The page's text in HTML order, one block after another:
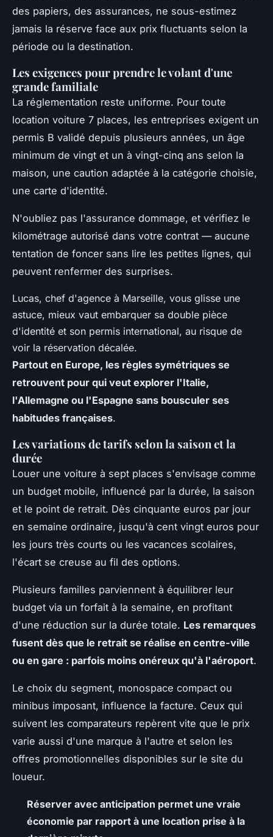
des papiers, des assurances, ne sous-estimez
jamais la réserve face aux prix fluctuants selon la
période ou la destination.
Les exigences pour prendre le volant d'une
grande familiale
La réglementation reste uniforme. Pour toute
location voiture 7 places, les entreprises exigent un
permis B validé depuis plusieurs années, un âge
minimum de vingt et un à vingt-cinq ans selon la
maison, une caution adaptée à la catégorie choisie,
une carte d'identité.
N'oubliez pas l'assurance dommage, et vérifiez le
kilométrage autorisé dans votre contrat — aucune
tentation de foncer sans lire les petites lignes, qui
peuvent renfermer des surprises.
Lucas, chef d'agence à Marseille, vous glisse une
astuce, mieux vaut embarquer sa double pièce
d'identité et son permis international, au risque de
voir la réservation décalée.
Partout en Europe, les règles symétriques se
retrouvent pour qui veut explorer l'Italie,
l'Allemagne ou l'Espagne sans bousculer ses
habitudes françaises.
Les variations de tarifs selon la saison et la
durée
Louer une voiture à sept places s'envisage comme
un budget mobile, influencé par la durée, la saison
et le point de retrait. Dès cinquante euros par jour
en semaine ordinaire, jusqu'à cent vingt euros pour
les jours très courts ou les vacances scolaires,
l'écart se creuse au fil des options.
Plusieurs familles parviennent à équilibrer leur
budget via un forfait à la semaine, en profitant
d'une réduction sur la durée totale. Les remarques
fusent dès que le retrait se réalise en centre-ville
ou en gare : parfois moins onéreux qu'à l'aéroport.
Le choix du segment, monospace compact ou
minibus imposant, influence la facture. Ceux qui
suivent les comparateurs repèrent vite que le prix
varie aussi d'une marque à l'autre et selon les
offres promotionnelles disponibles sur le site du
loueur.
Réserver avec anticipation permet une vraie
économie par rapport à une location prise à la